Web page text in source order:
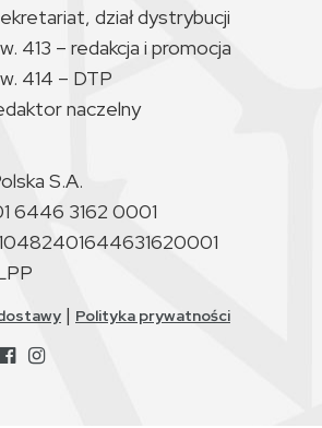
dział dystrybucji
413 – redakcja i promocja
414 – DTP
naczelny
S.A.
6446 3162 0001
| Polityka prywatności